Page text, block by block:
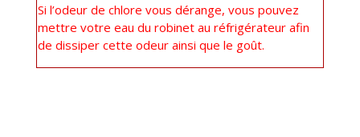
Si l’odeur de chlore vous dérange, vous pouvez
mettre votre eau du robinet au réfrigérateur afin
de dissiper cette odeur ainsi que le goût.